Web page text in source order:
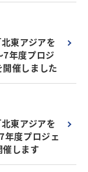
東アジアを
7年度プロジ
開催しました
東アジアを
年度プロジェ
催します